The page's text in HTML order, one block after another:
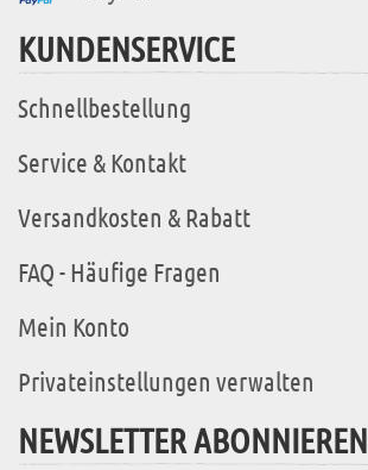
KUNDENSERVICE
Schnellbestellung
Service & Kontakt
Versandkosten & Rabatt
FAQ - Häufige Fragen
Mein Konto
Privateinstellungen verwalten
NEWSLETTER ABONNIEREN